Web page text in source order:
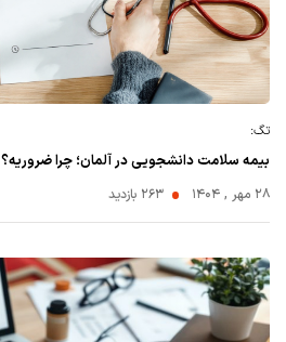
تگ:
بیمه سلامت دانشجویی در آلمان؛ چرا ضروریه؟
۲۸ مهر , ۱۴۰۴ 263 بازدید